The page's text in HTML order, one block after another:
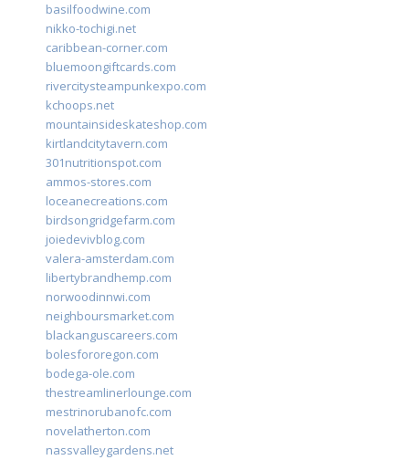
basilfoodwine.com
nikko-tochigi.net
caribbean-corner.com
bluemoongiftcards.com
rivercitysteampunkexpo.com
kchoops.net
mountainsideskateshop.com
kirtlandcitytavern.com
301nutritionspot.com
ammos-stores.com
loceanecreations.com
birdsongridgefarm.com
joiedevivblog.com
valera-amsterdam.com
libertybrandhemp.com
norwoodinnwi.com
neighboursmarket.com
blackanguscareers.com
bolesfororegon.com
bodega-ole.com
thestreamlinerlounge.com
mestrinorubanofc.com
novelatherton.com
nassvalleygardens.net